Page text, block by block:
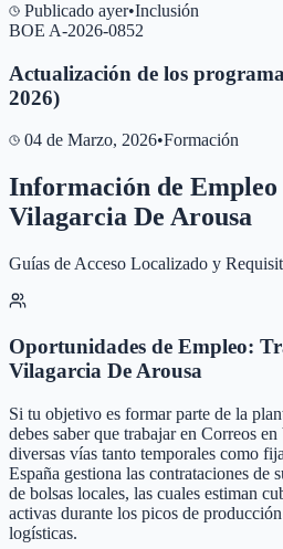
Publicado ayer•Inclusión
BOE A-2026-0852
Actualización de los
2026)
04 de Marzo, 2026•Formación
Información de Empleo
Vilagarcia De Arousa
Guías de Acceso Localizado y
Oportunidades de Empleo:
Vilagarcia De Arousa
Si tu objetivo es formar parte de la
debes saber que trabajar en Correos
diversas vías tanto temporales como
España gestiona las contrataciones de
de bolsas locales, las cuales estiman
activas durante los picos de
logísticas.